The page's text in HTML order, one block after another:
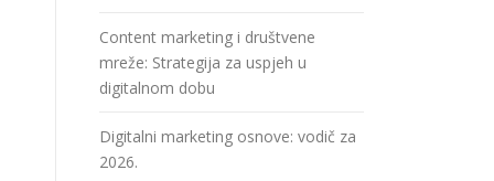
Content marketing i društvene
mreže: Strategija za uspjeh u
digitalnom dobu
Digitalni marketing osnove: vodič za
2026.